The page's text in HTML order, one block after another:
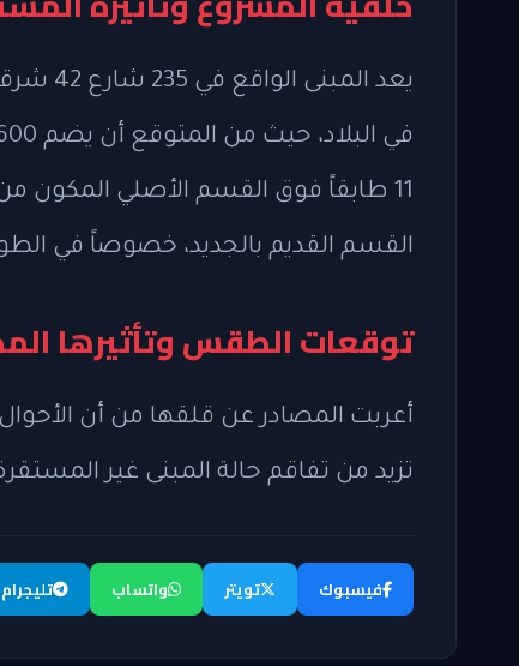
يعد
القسم القديم بالجديد، خصوصاً في الطوابق 17
توقعات الطقس وتأثيرها
أعربت المصادر عن قلقها من أن
تزيد من تفاقم حالة المبنى غير
فيسبوك تويتر واتساب تليجرام